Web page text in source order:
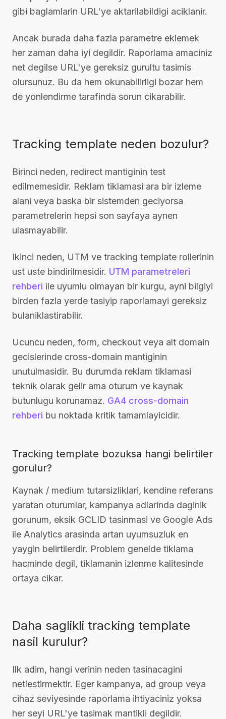
gibi baglamlarin URL'ye aktarilabildigi aciklanir.
Ancak burada daha fazla parametre eklemek
her zaman daha iyi degildir. Raporlama amaciniz
net degilse URL'ye gereksiz gurultu tasimis
olursunuz. Bu da hem okunabilirligi bozar hem
de yonlendirme tarafinda sorun cikarabilir.
Tracking template neden bozulur?
Birinci neden, redirect mantiginin test
edilmemesidir. Reklam tiklamasi ara bir izleme
alani veya baska bir sistemden geciyorsa
parametrelerin hepsi son sayfaya aynen
ulasmayabilir.
Ikinci neden, UTM ve tracking template rollerinin
ust uste bindirilmesidir. UTM parametreleri
rehberi ile uyumlu olmayan bir kurgu, ayni bilgiyi
birden fazla yerde tasiyip raporlamayi gereksiz
bulaniklastirabilir.
Ucuncu neden, form, checkout veya alt domain
gecislerinde cross-domain mantiginin
unutulmasidir. Bu durumda reklam tiklamasi
teknik olarak gelir ama oturum ve kaynak
butunlugu korunamaz. GA4 cross-domain
rehberi bu noktada kritik tamamlayicidir.
Tracking template bozuksa hangi belirtiler
gorulur?
Kaynak / medium tutarsizliklari, kendine referans
yaratan oturumlar, kampanya adlarinda daginik
gorunum, eksik GCLID tasinmasi ve Google Ads
ile Analytics arasinda artan uyumsuzluk en
yaygin belirtilerdir. Problem genelde tiklama
hacminde degil, tiklamanin izlenme kalitesinde
ortaya cikar.
Daha saglikli tracking template
nasil kurulur?
Ilk adim, hangi verinin neden tasinacagini
netlestirmektir. Eger kampanya, ad group veya
cihaz seviyesinde raporlama ihtiyaciniz yoksa
her seyi URL'ye tasimak mantikli degildir.